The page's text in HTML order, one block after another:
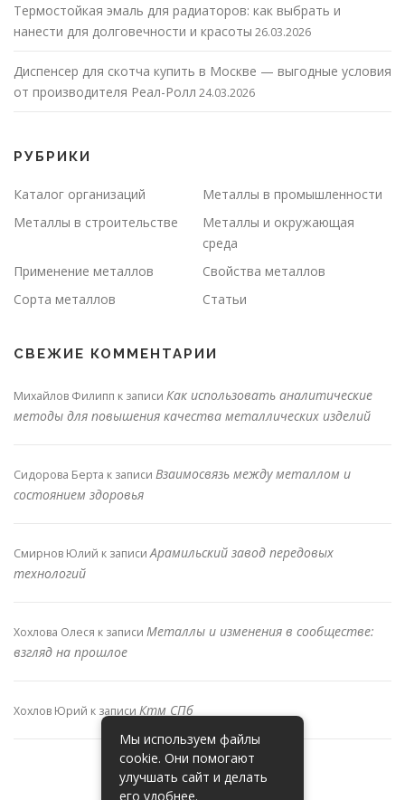
Термостойкая эмаль для радиаторов: как выбрать и
нанести для долговечности и красоты 26.03.2026
Диспенсер для скотча купить в Москве — выгодные условия
от производителя Реал-Ролл 24.03.2026
РУБРИКИ
Каталог организаций
Металлы в промышленности
Металлы в строительстве
Металлы и окружающая
среда
Применение металлов
Свойства металлов
Сорта металлов
Статьи
СВЕЖИЕ КОММЕНТАРИИ
Михайлов Филипп к записи Как использовать аналитические
методы для повышения качества металлических изделий
Сидорова Берта к записи Взаимосвязь между металлом и
состоянием здоровья
Смирнов Юлий к записиАрамильский завод передовых
технологий
Хохлова Олеся к записи Металлы и изменения в сообществе:
взгляд на прошлое
Хохлов Юрий к записи Ктм СПб
Мы используем файлы
cookie. Они помогают
улучшать сайт и делать
его удобнее.